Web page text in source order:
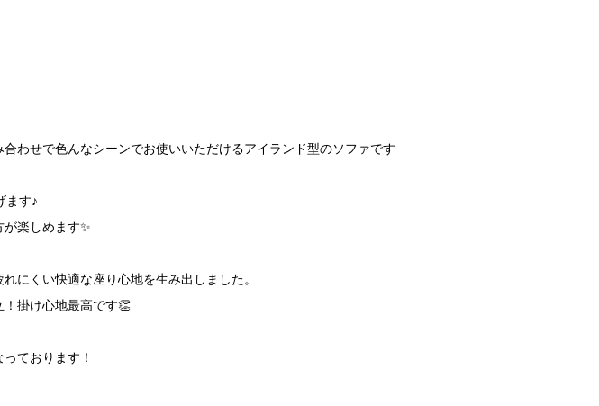
わせで色んなシーンでお使いいただけるアイランド型のソファです
ます♪
楽しめます✨
にくい快適な座り心地を生み出しました。
！掛け心地最高です👏
ております！